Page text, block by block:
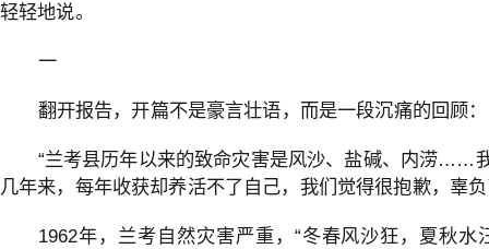
轻轻地说。
一
翻开报告，开篇不是豪言壮语，而是一段沉痛的回顾：
“兰考县历年以来的致命灾害是风沙、盐碱、内涝
几年来，每年收获却养活不了自己，我们觉得很抱歉，辜
1962年，兰考自然灾害严重，“冬春风沙狂，夏秋水